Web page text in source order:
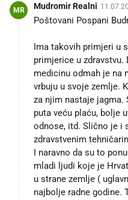
MR Mudromir Realni
Poštovani Pospani
Ima takovih primjeri u
primjerice u zdravstvu.
medicinu odmah je na
vrbuju u svoje zemlje.
za njim nastaje jagma.
puta veću plaću, bolje
odnose, itd. Slično je i
zdravstvenim
I naravno da su to
mladi ljudi koje je
u strane zemlje (
najbolje radne godine.